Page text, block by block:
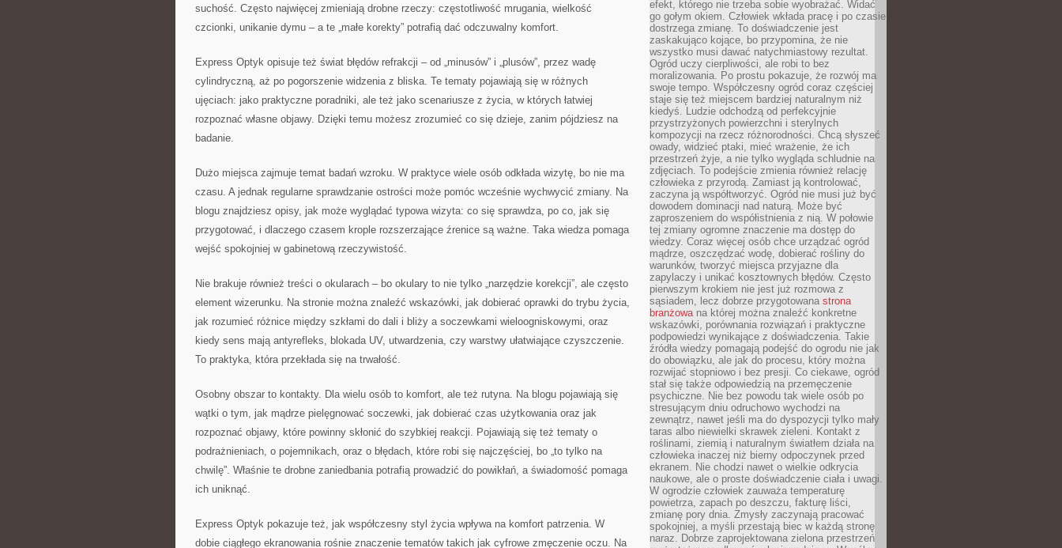
suchość. Często najwięcej zmieniają drobne rzeczy: częstotliwość mrugania, wielkość
czcionki, unikanie dymu – a te „małe korekty” potrafią dać odczuwalny komfort.
Express Optyk opisuje też świat błędów refrakcji – od „minusów” i „plusów”, przez wadę
cylindryczną, aż po pogorszenie widzenia z bliska. Te tematy pojawiają się w różnych
ujęciach: jako praktyczne poradniki, ale też jako scenariusze z życia, w których łatwiej
rozpoznać własne objawy. Dzięki temu możesz zrozumieć co się dzieje, zanim pójdziesz na
badanie.
Dużo miejsca zajmuje temat badań wzroku. W praktyce wiele osób odkłada wizytę, bo nie ma
czasu. A jednak regularne sprawdzanie ostrości może pomóc wcześnie wychwycić zmiany. Na
blogu znajdziesz opisy, jak może wyglądać typowa wizyta: co się sprawdza, po co, jak się
przygotować, i dlaczego czasem krople rozszerzające źrenice są ważne. Taka wiedza pomaga
wejść spokojniej w gabinetową rzeczywistość.
Nie brakuje również treści o okularach – bo okulary to nie tylko „narzędzie korekcji”, ale często
element wizerunku. Na stronie można znaleźć wskazówki, jak dobierać oprawki do trybu życia,
jak rozumieć różnice między szkłami do dali i bliży a soczewkami wieloogniskowymi, oraz
kiedy sens mają antyrefleks, blokada UV, utwardzenia, czy warstwy ułatwiające czyszczenie.
To praktyka, która przekłada się na trwałość.
Osobny obszar to kontakty. Dla wielu osób to komfort, ale też rutyna. Na blogu pojawiają się
wątki o tym, jak mądrze pielęgnować soczewki, jak dobierać czas użytkowania oraz jak
rozpoznać objawy, które powinny skłonić do szybkiej reakcji. Pojawiają się też tematy o
podrażnieniach, o pojemnikach, oraz o błędach, które robi się najczęściej, bo „to tylko na
chwilę”. Właśnie te drobne zaniedbania potrafią prowadzić do powikłań, a świadomość pomaga
ich uniknąć.
Express Optyk pokazuje też, jak współczesny styl życia wpływa na komfort patrzenia. W
dobie ciągłego ekranowania rośnie znaczenie tematów takich jak cyfrowe zmęczenie oczu. Na
efekt, którego nie trzeba sobie wyobrażać. Widać
go gołym okiem. Człowiek wkłada pracę i po czasie
dostrzega zmianę. To doświadczenie jest
zaskakująco kojące, bo przypomina, że nie
wszystko musi dawać natychmiastowy rezultat.
Ogród uczy cierpliwości, ale robi to bez
moralizowania. Po prostu pokazuje, że rozwój ma
swoje tempo. Współczesny ogród coraz częściej
staje się też miejscem bardziej naturalnym niż
kiedyś. Ludzie odchodzą od perfekcyjnie
przystrzyżonych powierzchni i sterylnych
kompozycji na rzecz różnorodności. Chcą słyszeć
owady, widzieć ptaki, mieć wrażenie, że ich
przestrzeń żyje, a nie tylko wygląda schludnie na
zdjęciach. To podejście zmienia również relację
człowieka z przyrodą. Zamiast ją kontrolować,
zaczyna ją współtworzyć. Ogród nie musi już być
dowodem dominacji nad naturą. Może być
zaproszeniem do współistnienia z nią. W połowie
tej zmiany ogromne znaczenie ma dostęp do
wiedzy. Coraz więcej osób chce urządzać ogród
mądrze, oszczędzać wodę, dobierać rośliny do
warunków, tworzyć miejsca przyjazne dla
zapylaczy i unikać kosztownych błędów. Często
pierwszym krokiem nie jest już rozmowa z
sąsiadem, lecz dobrze przygotowana strona
branżowana której można znaleźć konkretne
wskazówki, porównania rozwiązań i praktyczne
podpowiedzi wynikające z doświadczenia. Takie
źródła wiedzy pomagają podejść do ogrodu nie jak
do obowiązku, ale jak do procesu, który można
rozwijać stopniowo i bez presji. Co ciekawe, ogród
stał się także odpowiedzią na przemęczenie
psychiczne. Nie bez powodu tak wiele osób po
stresującym dniu odruchowo wychodzi na
zewnątrz, nawet jeśli ma do dyspozycji tylko mały
taras albo niewielki skrawek zieleni. Kontakt z
roślinami, ziemią i naturalnym światłem działa na
człowieka inaczej niż bierny odpoczynek przed
ekranem. Nie chodzi nawet o wielkie odkrycia
naukowe, ale o proste doświadczenie ciała i uwagi.
W ogrodzie człowiek zauważa temperaturę
powietrza, zapach po deszczu, fakturę liści,
zmianę pory dnia. Zmysły zaczynają pracować
spokojniej, a myśli przestają biec w każdą stronę
naraz. Dobrze zaprojektowana zielona przestrzeń